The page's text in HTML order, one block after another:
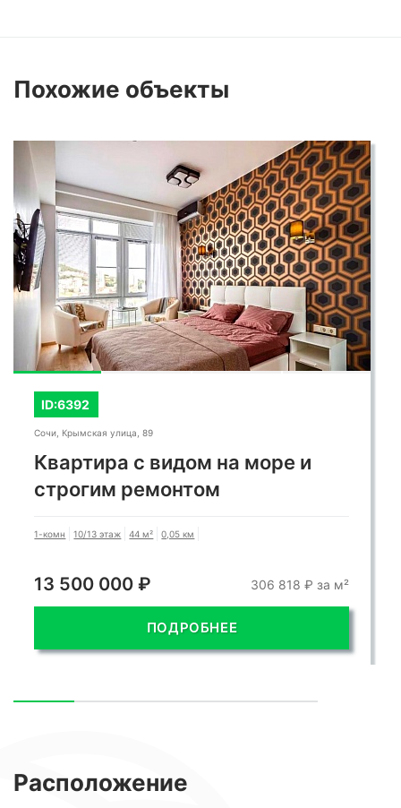
Похожие объекты
ID:6392
Сочи, Крымская улица, 89
Квартира с видом на море и
строгим ремонтом
1-комн 10/13 этаж 44 м² 0,05 км
13 500 000 ₽ 306 818 ₽ за м²
ПОДРОБНЕЕ
Расположение